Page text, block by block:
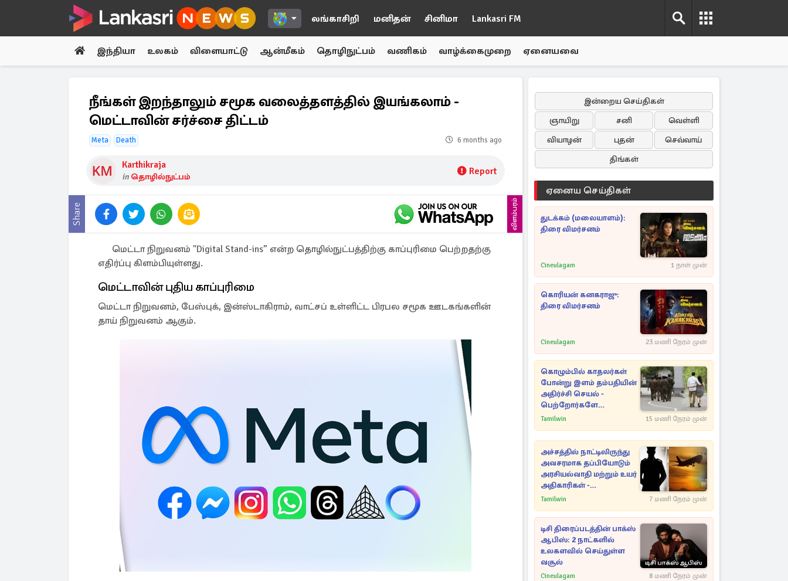
லங்காசிறி மனிதன் சினிமா Lankasri FM
இந்தியா உலகம் விளையாட்டு ஆன்மீகம் தொழிநுட்பம் வணிகம் வாழ்க்கைமுறை ஏனையவை
நீங்கள் இறந்தாலும் சமூக வலைத்தளத்தில் இயங்கலாம் -
மெட்டாவின் சர்ச்சை திட்டம்
Meta Death 6 months ago
Karthikraja
in தொழில்நுட்பம் Report
Share விளம்பரம்
மெட்டா நிறுவனம் "Digital Stand-ins” என்ற தொழில்நுட்பத்திற்கு காப்புரிமை பெற்றதற்கு
எதிர்ப்பு கிளம்பியுள்ளது.
மெட்டாவின் புதிய காப்புரிமை
மெட்டா நிறுவனம், பேஸ்புக், இன்ஸ்டாகிராம், வாட்சப் உள்ளிட்ட பிரபல சமூக ஊடகங்களின்
தாய் நிறுவனம் ஆகும்.
இன்றைய செய்திகள்
ஞாயிறு
சனி
வெள்ளி
வியாழன்
புதன்
செவ்வாய்
திங்கள்
ஏனைய செய்திகள்
துடக்கம் (மலையாளம்):
திரை விமர்சனம்
Cineulagam 1 நாள் முன்
கொரியன் கனகராஜு:
திரை விமர்சனம்
Cineulagam 23 மணி நேரம் முன்
கொழும்பில் காதலர்கள்
போன்று இளம் தம்பதியின்
அதிர்ச்சி செயல் -
பெற்றோர்களே
எச்சரிக்கை
Tamilwin 15 மணி நேரம் முன்
அச்சத்தில் நாட்டிலிருந்து
அவசரமாக தப்பியோடும்
அரசியல்வாதி மற்றும் உயர்
அதிகாரிகள் -
ஆதாரங்களுடன்
புலனாய்வாளர்கள்
Tamilwin 7 மணி நேரம் முன்
டிசி திரைப்படத்தின் பாக்ஸ்
ஆபிஸ்: 2 நாட்களில்
உலகளவில் செய்துள்ள
வசூல்
Cineulagam 8 மணி நேரம் முன்